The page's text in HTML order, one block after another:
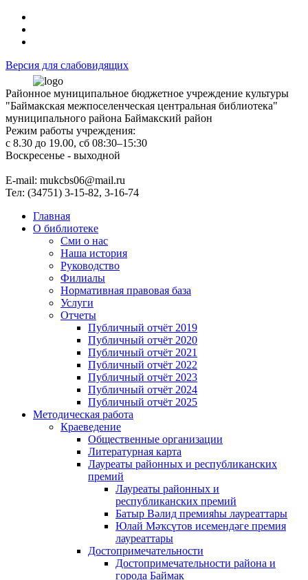
Версия для слабовидящих
Районное муниципальное бюджетное учреждение культуры
"Баймакская межпоселенческая центральная библиотека"
муниципального района Баймакский район
Режим работы учреждения:
с 8.30 до 19.00, сб 08:30–15:30
Воскресенье - выходной
Е-mail: mukcbs06@mail.ru
Тел: (34751) 3-15-82, 3-16-74
Главная
О библиотеке
Сми о нас
Наша история
Руководство
Филиалы
Нормативная правовая база
Услуги
Отчеты
Публичный отчёт 2019
Публичный отчёт 2020
Публичный отчёт 2021
Публичный отчёт 2022
Публичный отчёт 2023
Публичный отчёт 2024
Публичный отчёт 2025
Методическая работа
Краеведение
Общественные организации
Литературная карта
Лауреаты районных и республиканских
премий
Лауреаты районных и
республиканских премий
Батыр Вәлид премияһы лауреаттары
Юлай Мәҡсүтов исемендәге премия
лауреаттары
Достопримечательности
Достопримечательности района и
города Баймак